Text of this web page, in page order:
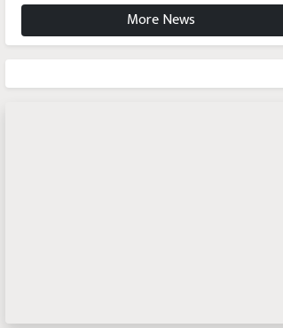
More News